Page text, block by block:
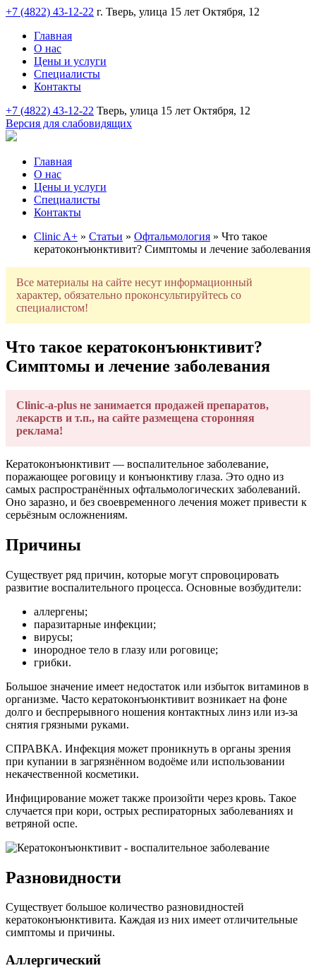
+7 (4822) 43-12-22 г. Тверь, улица 15 лет Октября, 12
Главная
О нас
Цены и услуги
Специалисты
Контакты
+7 (4822) 43-12-22 Тверь, улица 15 лет Октября, 12
Версия для слабовидящих
Главная
О нас
Цены и услуги
Специалисты
Контакты
Clinic A+ » Статьи » Офтальмология » Что такое
кератоконъюнктивит? Симптомы и лечение заболевания
Все материалы на сайте несут информационный
характер, обязательно проконсультируйтесь со
специалистом!
Что такое кератоконъюнктивит?
Симптомы и лечение заболевания
Clinic-a-plus не занимается продажей препаратов,
лекарств и т.п., на сайте размещена сторонняя
реклама!
Кератоконъюнктивит — воспалительное заболевание,
поражающее роговицу и конъюнктиву глаза. Это одно из
самых распространённых офтальмологических заболеваний.
Оно заразно, и без своевременного лечения может привести к
серьёзным осложнениям.
Причины
Существует ряд причин, которые могут спровоцировать
развитие воспалительного процесса. Основные возбудители:
аллергены;
паразитарные инфекции;
вирусы;
инородное тело в глазу или роговице;
грибки.
Большое значение имеет недостаток или избыток витаминов в
организме. Часто кератоконъюнктивит возникает на фоне
долго и беспрерывного ношения контактных линз или из-за
снятия грязными руками.
СПРАВКА. Инфекция может проникнуть в органы зрения
при купании в загрязнённом водоёме или использовании
некачественной косметики.
Инфицирование может также произойти через кровь. Такое
случается при кори, острых респираторных заболеваниях и
ветряной оспе.
Разновидности
Существует большое количество разновидностей
кератоконъюнктивита. Каждая из них имеет отличительные
симптомы и причины.
Аллергический